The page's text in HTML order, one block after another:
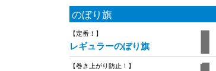
のぼり旗
【定番！】
レギュラーのぼり旗
【巻き上がり防止！】